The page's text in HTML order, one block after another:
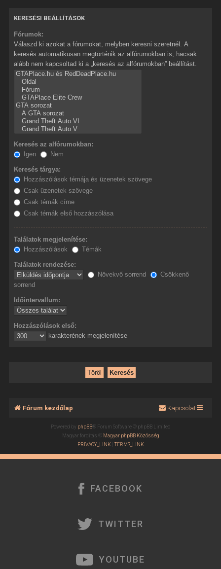
KERESÉSI BEÁLLÍTÁSOK
Fórumok:
Válaszd ki azokat a fórumokat, melyben keresni szeretnél. A
keresés automatikusan megtörténik az alfórumokban is, hacsak
alább nem kapcsoltad ki a „keresés az alfórumokban” beállítást.
Keresés az alfórumokban:
Igen
Nem
Keresés tárgya:
Hozzászólások témája és üzenetek szövege
Csak üzenetek szövege
Csak témák címe
Csak témák első hozzászólása
Találatok megjelenítése:
Hozzászólások
Témák
Találatok rendezése:
Növekvő sorrend
Csökkenő
sorrend
Időintervallum:
Hozzászólások első:
karakterének megjelenítése
Fórum kezdőlap Kapcsolat
Powered by phpBB® Forum Software © phpBB Limited
Magyar fordítás © Magyar phpBB Közösség
PRIVACY_LINK|TERMS_LINK
FACEBOOK
TWITTER
YOUTUBE